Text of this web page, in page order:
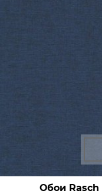
Обои